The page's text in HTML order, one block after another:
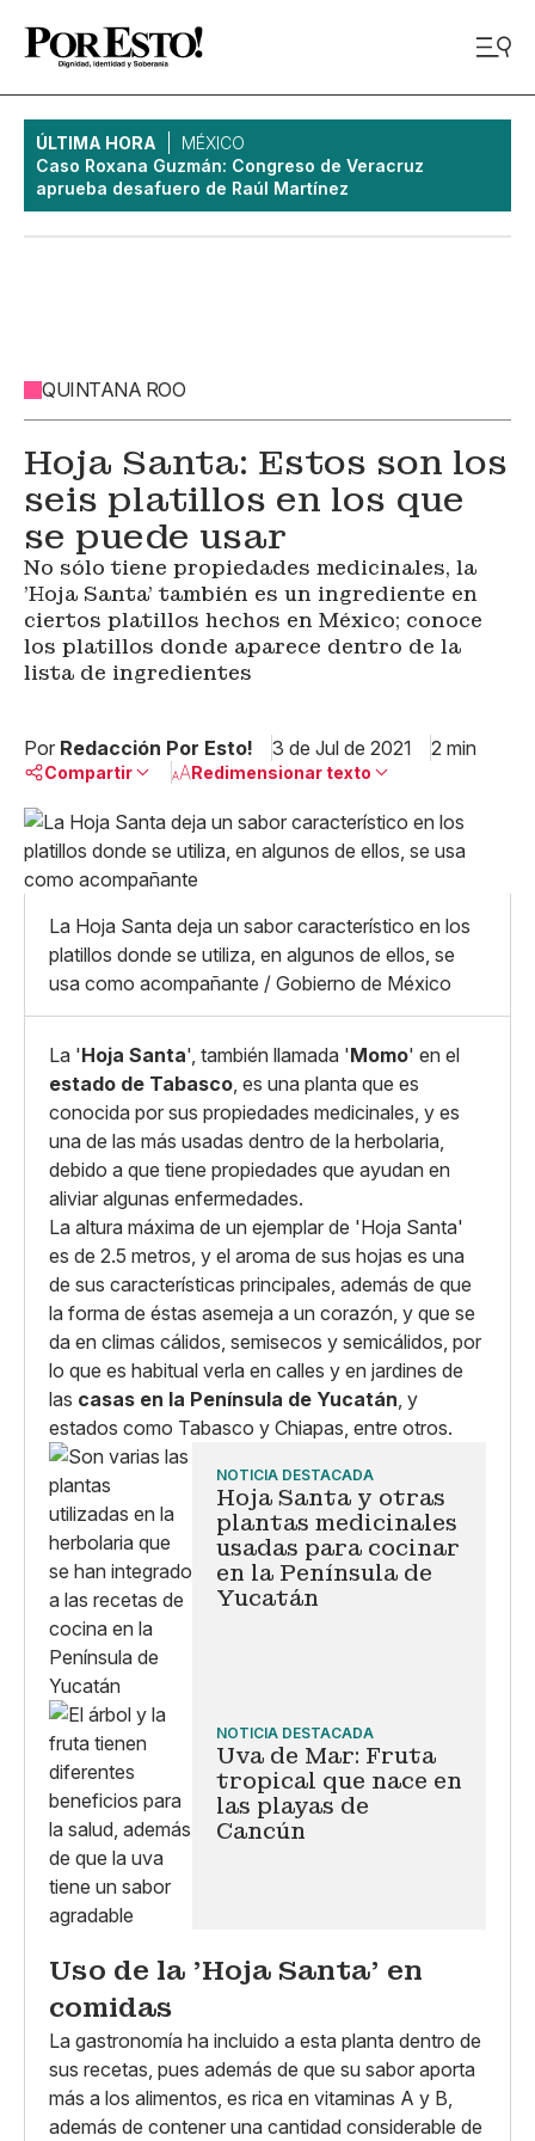
ÚLTIMA HORA
MÉXICO
Caso Roxana Guzmán: Congreso de Veracruz
aprueba desafuero de Raúl Martínez
QUINTANA ROO
Hoja Santa: Estos son los
seis platillos en los que
se puede usar
No sólo tiene propiedades medicinales, la
'Hoja Santa' también es un ingrediente en
ciertos platillos hechos en México; conoce
los platillos donde aparece dentro de la
lista de ingredientes
Por Redacción Por Esto! 3 de Jul de 2021 2 min
Compartir
Linkedin
X
Whatsapp
Copiar enlace
Redimensionar texto
Pequeño
Mediano
La Hoja Santa deja un sabor característico en los
platillos donde se utiliza, en algunos de ellos, se
usa como acompañante / Gobierno de México
La 'Hoja Santa', también llamada 'Momo' en el
estado de Tabasco, es una planta que es
conocida por sus propiedades medicinales, y es
una de las más usadas dentro de la herbolaria,
debido a que tiene propiedades que ayudan en
aliviar algunas enfermedades.
La altura máxima de un ejemplar de 'Hoja Santa'
es de 2.5 metros, y el aroma de sus hojas es una
de sus características principales, además de que
la forma de éstas asemeja a un corazón, y que se
da en climas cálidos, semisecos y semicálidos, por
lo que es habitual verla en calles y en jardines de
las casas en la Península de Yucatán, y
estados como Tabasco y Chiapas, entre otros.
NOTICIA DESTACADA
Hoja Santa y otras
plantas medicinales
usadas para cocinar
en la Península de
Yucatán
NOTICIA DESTACADA
Uva de Mar: Fruta
tropical que nace en
las playas de
Cancún
Uso de la 'Hoja Santa' en
comidas
La gastronomía ha incluido a esta planta dentro de
sus recetas, pues además de que su sabor aporta
más a los alimentos, es rica en vitaminas A y B,
además de contener una cantidad considerable de